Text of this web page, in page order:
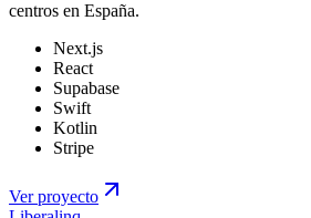
centros en España.
Next.js
React
Supabase
Swift
Kotlin
Stripe
Ver proyecto